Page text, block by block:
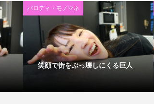
パロディ・モノマネ
笑顔で街をぶっ壊しにくる巨人